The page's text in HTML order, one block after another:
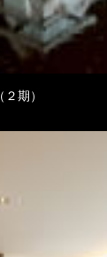
期）